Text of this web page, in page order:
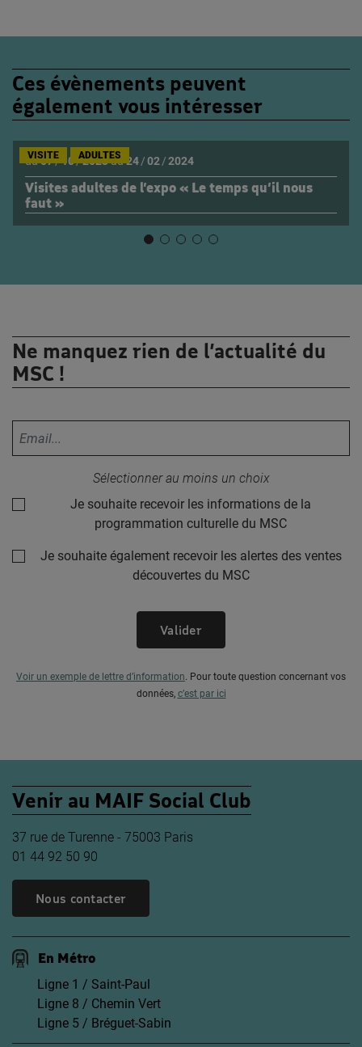
Ces évènements peuvent
également vous intéresser
Visites adultes de l’expo « Le temps qu’il nous
faut »
du07/10/2023au24/02/2024
VISITE ADULTES
Ne manquez rien de l’actualité du
MSC !
Sélectionner au moins un choix
Je souhaite recevoir les informations de la
programmation culturelle du MSC
Je souhaite également recevoir les alertes des ventes
découvertes du MSC
Valider
Voir un exemple de lettre d’information. Pour toute question concernant vos
données, c’est par ici
Venir au MAIF Social Club
37 rue de Turenne - 75003 Paris
01 44 92 50 90
Nous contacter
En Métro
Ligne 1 / Saint-Paul
Ligne 8 / Chemin Vert
Ligne 5 / Bréguet-Sabin